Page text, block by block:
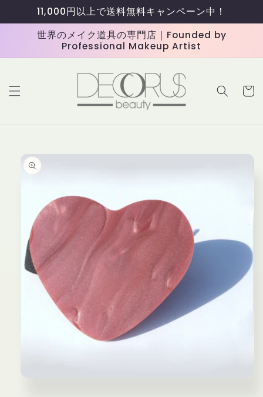
ンツに
進む
11,000円以上で送料無料キャンペーン中！
世界のメイク道具の専門店｜Founded by
Professional Makeup Artist
ー
報にス
キップ